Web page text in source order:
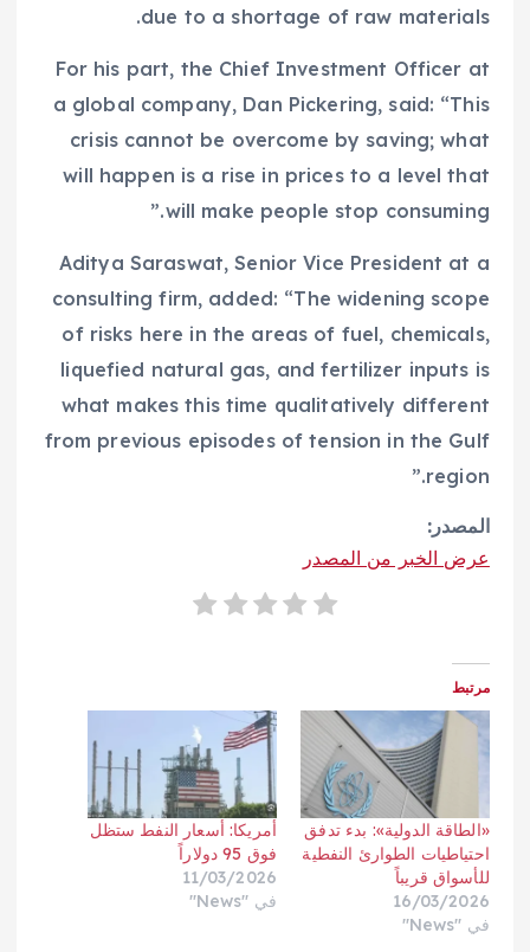
due to a shortage of raw materials.
For his part, the Chief Investment Officer at
a global company, Dan Pickering, said: “This
crisis cannot be overcome by saving; what
will happen is a rise in prices to a level that
will make people stop consuming.”
Aditya Saraswat, Senior Vice President at a
consulting firm, added: “The widening scope
of risks here in the areas of fuel, chemicals,
liquefied natural gas, and fertilizer inputs is
what makes this time qualitatively different
from previous episodes of tension in the Gulf
region.”
المصدر:
عرض الخبر من المصدر
مرتبط
«الطاقة الدولية»: بدء تدفق
احتياطيات الطوارئ النفطية
للأسواق قريباً
16/03/2026
في "News"
أمريكا: أسعار النفط ستظل
فوق 95 دولاراً
11/03/2026
في "News"